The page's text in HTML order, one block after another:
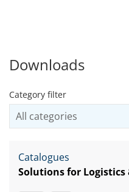
根据客户的需求，对齿轮组的
主要尺寸和其他特性进行定制
转向角。
Downloads
Category filter
Catalogues
Solutions for